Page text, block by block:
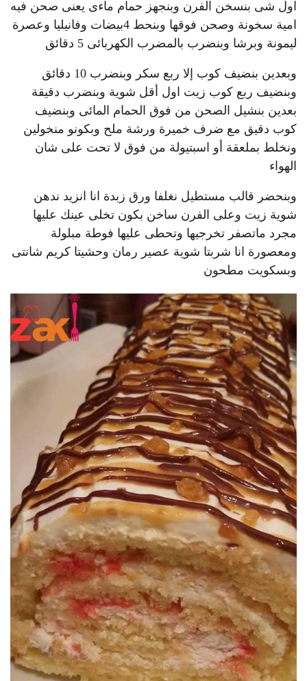
اول شى بنسخن الفرن وبنجهز حمام ماءى يعنى صحن فيه
امية سخونة وصحن فوقها وبنحط 4بيضات وفانيليا وعصرة
ليمونة وبرشا وبنضرب بالمضرب الكهربائى 5 دقائق
وبعدين بنضيف كوب إلا ربع سكر وبنضرب 10 دقائق
وبنضيف ربع كوب زيت اول أقل شوية وبنضرب دقيقة
بعدين بنشيل الصحن من فوق الحمام المائى وبنضيف
كوب دقيق مع ضرف خميرة ورشة ملح وبكونو منخولين
ونخلط بملعقة أو اسبتيولة من فوق لا تحت على شان
الهواء
وبنحضر قالب مستطيل نغلفا ورق زبدة انا انزيد ندهن
شوية زيت وعلى الفرن ساخن بكون تخلى عينك عليها
مجرد ماتصفر تخرجيها وتحطى عليها فوطة مبلولة
ومعصورة انا شربتا شوية عصير رمان وحشيتا كريم شانتى
وبسكويت مطحون